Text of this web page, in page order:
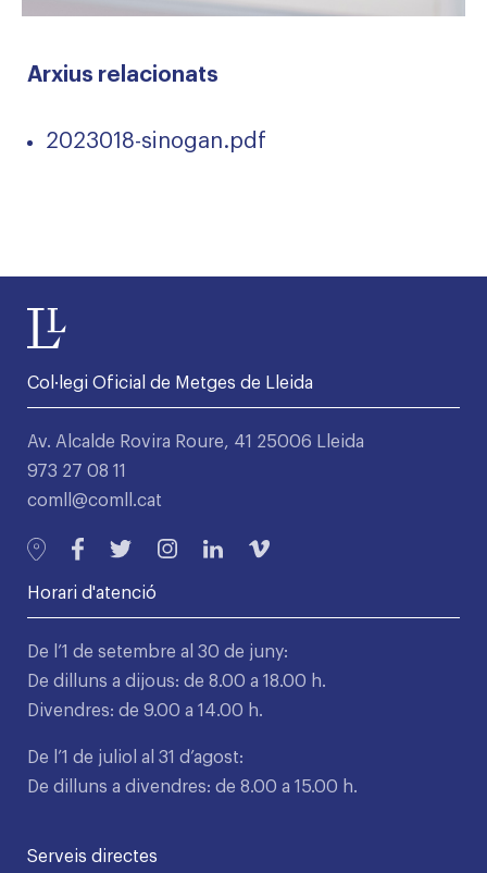
Arxius relacionats
2023018-sinogan.pdf
Col·legi Oficial de Metges de Lleida
Av. Alcalde Rovira Roure, 41 25006 Lleida
973 27 08 11
comll@comll.cat
Horari d'atenció
De l’1 de setembre al 30 de juny:
De dilluns a dijous: de 8.00 a 18.00 h.
Divendres: de 9.00 a 14.00 h.
De l’1 de juliol al 31 d’agost:
De dilluns a divendres: de 8.00 a 15.00 h.
Serveis directes